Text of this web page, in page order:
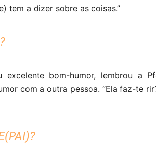
tem a dizer sobre as coisas.”
excelente bom-humor, lembrou a
com a outra pessoa. “Ela faz-te